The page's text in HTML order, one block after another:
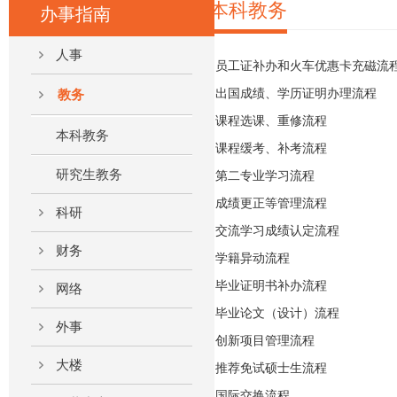
办事指南
人事
教务
本科教务
研究生教务
科研
财务
网络
外事
大楼
本科教务
员工证补办和火车优惠卡充磁流
出国成绩、学历证明办理流程
课程选课、重修流程
课程缓考、补考流程
第二专业学习流程
成绩更正等管理流程
交流学习成绩认定流程
学籍异动流程
毕业证明书补办流程
毕业论文（设计）流程
创新项目管理流程
推荐免试硕士生流程